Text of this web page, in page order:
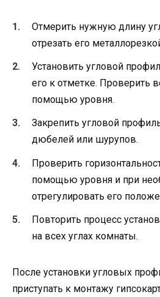
Отмерить нужную длину
отрезать его
Установить угловой
его к отметке. Проверить
помощью уровня.
Закрепить угловой
дюбелей или шурупов.
Проверить
помощью уровня и при
отрегулировать его
Повторить процесс
на всех углах комнаты.
После установки угловых
приступать к монтажу